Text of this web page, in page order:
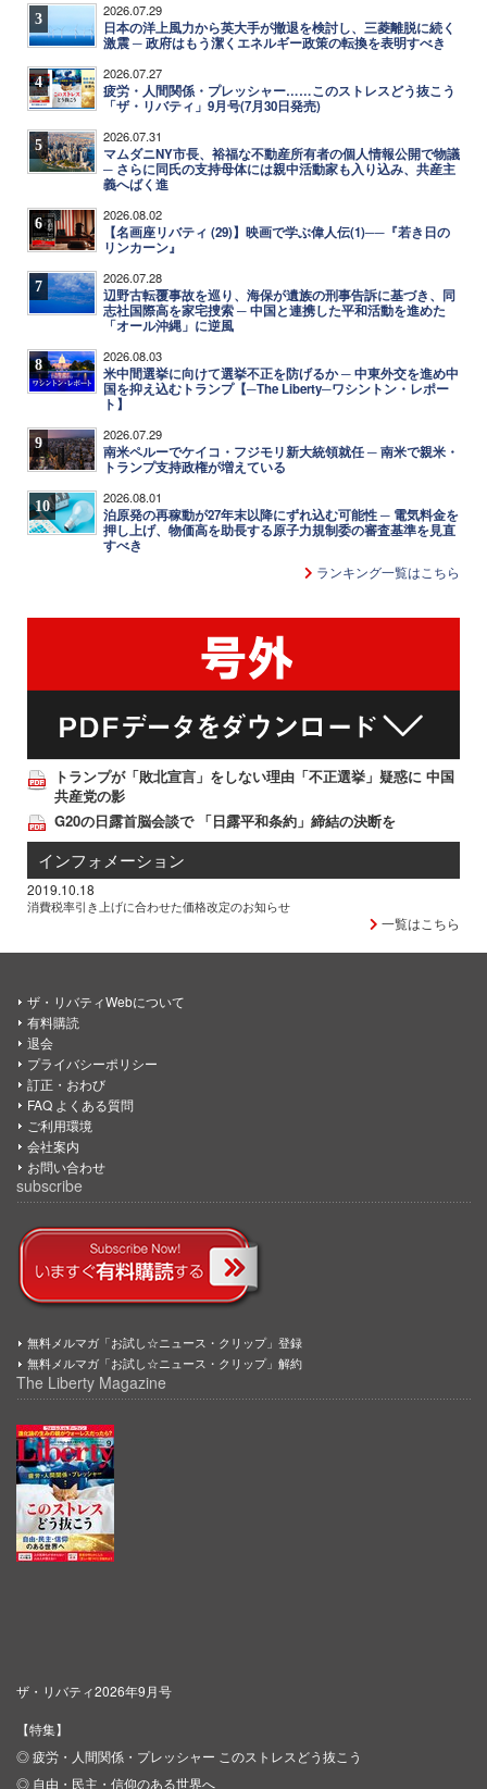
3 2026.07.29
日本の洋上風力から英大手が撤退を検討し、三菱離脱に続く
激震 ─ 政府はもう潔くエネルギー政策の転換を表明すべき
4 2026.07.27
疲労・人間関係・プレッシャー……このストレスどう抜こう
「ザ・リバティ」9月号(7月30日発売)
5 2026.07.31
マムダニNY市長、裕福な不動産所有者の個人情報公開で物議
─ さらに同氏の支持母体には親中活動家も入り込み、共産主
義へばく進
6 2026.08.02
【名画座リバティ (29)】映画で学ぶ偉人伝(1)──『若き日の
リンカーン』
7 2026.07.28
辺野古転覆事故を巡り、海保が遺族の刑事告訴に基づき、同
志社国際高を家宅捜索 ─ 中国と連携した平和活動を進めた
「オール沖縄」に逆風
8 2026.08.03
米中間選挙に向けて選挙不正を防げるか ─ 中東外交を進め中
国を抑え込むトランプ【─The Liberty─ワシントン・レポー
ト】
9 2026.07.29
南米ペルーでケイコ・フジモリ新大統領就任 ─ 南米で親米・
トランプ支持政権が増えている
10 2026.08.01
泊原発の再稼動が27年末以降にずれ込む可能性 ─ 電気料金を
押し上げ、物価高を助長する原子力規制委の審査基準を見直
すべき
ランキング一覧はこちら
トランプが「敗北宣言」をしない理由「不正選挙」疑惑に 中国
共産党の影
G20の日露首脳会談で 「日露平和条約」締結の決断を
インフォメーション
2019.10.18
消費税率引き上げに合わせた価格改定のお知らせ
一覧はこちら
ザ・リバティWebについて
有料購読
退会
プライバシーポリシー
訂正・おわび
FAQ よくある質問
ご利用環境
会社案内
お問い合わせ
subscribe
無料メルマガ「お試し☆ニュース・クリップ」登録
無料メルマガ「お試し☆ニュース・クリップ」解約
The Liberty Magazine
ザ・リバティ2026年9月号
【特集】
◎ 疲労・人間関係・プレッシャー このストレスどう抜こう
◎ 自由・民主・信仰のある世界へ